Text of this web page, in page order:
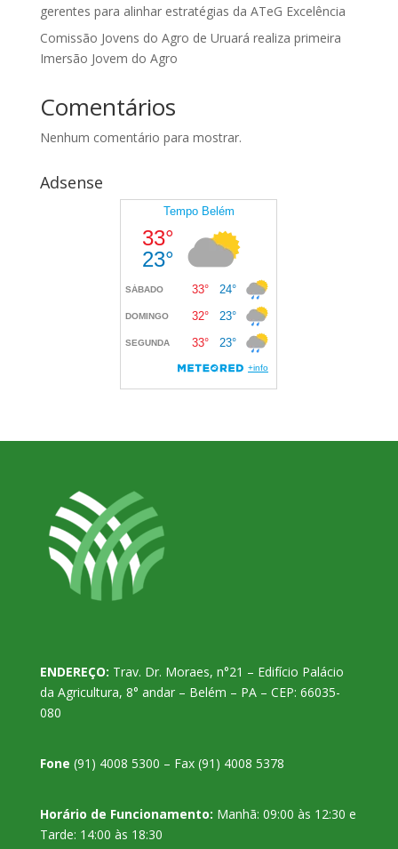
gerentes para alinhar estratégias da ATeG Excelência
Comissão Jovens do Agro de Uruará realiza primeira
Imersão Jovem do Agro
Comentários
Nenhum comentário para mostrar.
Adsense
ENDEREÇO: Trav. Dr. Moraes, n°21 – Edifício Palácio
da Agricultura, 8° andar – Belém – PA – CEP: 66035-
080
Fone (91) 4008 5300 – Fax (91) 4008 5378
Horário de Funcionamento: Manhã: 09:00 às 12:30 e
Tarde: 14:00 às 18:30